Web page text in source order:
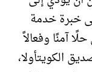
خبرة خدمة
آمنًا وفعالاً
الكويتأولا،